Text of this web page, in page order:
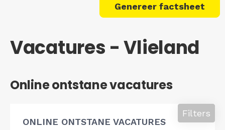
Genereer factsheet
Vacatures - Vlieland
Online ontstane vacatures
ONLINE ONTSTANE VACATURES
Filters